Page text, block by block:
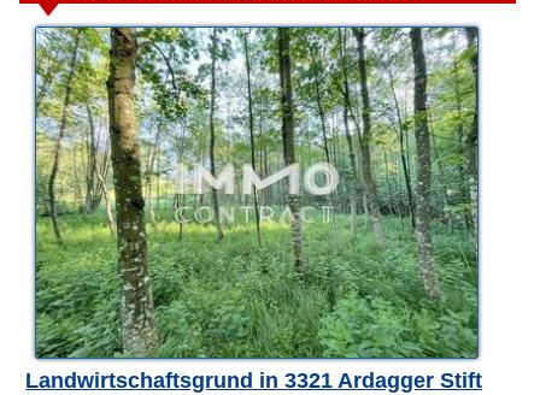
Landwirtschaftsgrund in 3321 Ardagger Stift